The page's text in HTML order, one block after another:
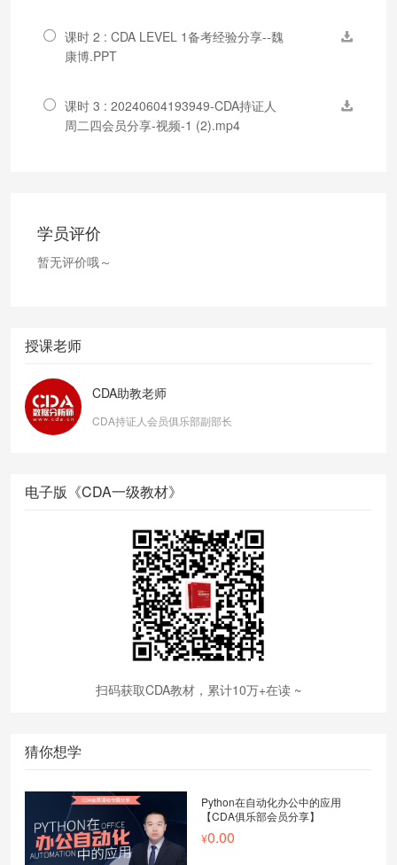
课时 2 : CDA LEVEL 1备考经验分享--魏
康博.PPT
课时 3 : 20240604193949-CDA持证人
周二四会员分享-视频-1 (2).mp4
学员评价
暂无评价哦～
授课老师
CDA助教老师
CDA持证人会员俱乐部副部长
电子版《CDA一级教材》
扫码获取CDA教材，累计10万+在读 ~
猜你想学
Python在自动化办公中的应用
【CDA俱乐部会员分享】
0.00